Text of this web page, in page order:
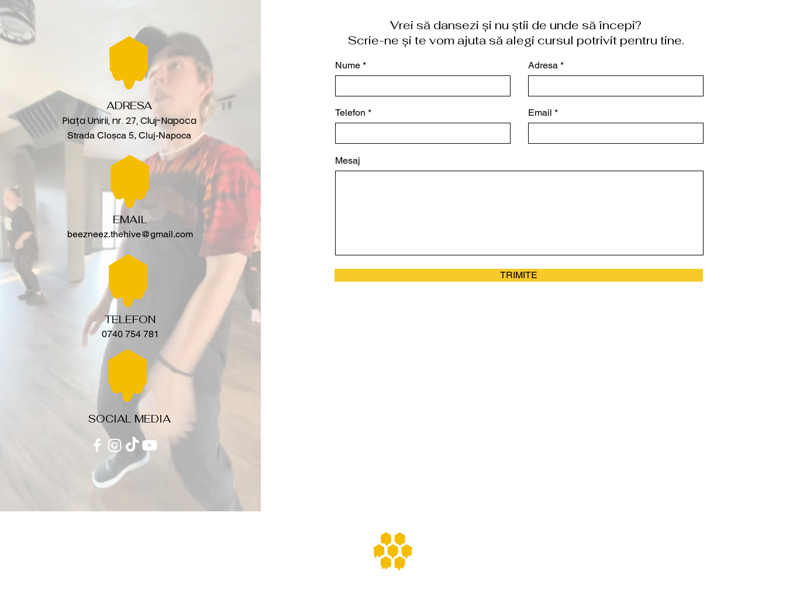
ADRESA
Piața Unirii, nr. 27, Cluj-Napoca
Strada Cloșca 5, Cluj-Napoca
EMAIL
beezneez.thehive@gmail.com
TELEFON
0740 754 781
SOCIAL MEDIA
Vrei să dansezi și nu știi de unde să începi?
Scrie-ne și te vom ajuta să alegi cursul potrivit pentru tine.
Nume
Telefon
Adresa
Email
Mesaj
TRIMITE